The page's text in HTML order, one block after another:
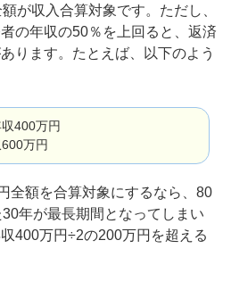
が収入合算対象です。ただし、
の年収の50％を上回ると、返済
ります。たとえば、以下のよう
400万円
万円
全額を合算対象にするなら、80
年が最長期間となってしまい
400万円÷2の200万円を超える